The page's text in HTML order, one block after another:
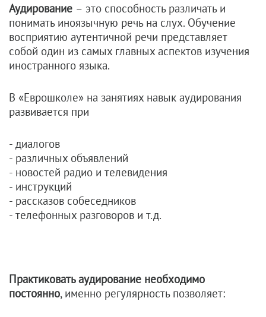
Аудирование – это способность различать и
понимать иноязычную речь на слух. Обучение
восприятию аутентичной речи представляет
собой один из самых главных аспектов изучения
иностранного языка.
В «Еврошколе» на занятиях навык аудирования
развивается при
- диалогов
- различных объявлений
- новостей радио и телевидения
- инструкций
- рассказов собеседников
- телефонных разговоров и т.д.
Практиковать аудирование необходимо
постоянно, именно регулярность позволяет: